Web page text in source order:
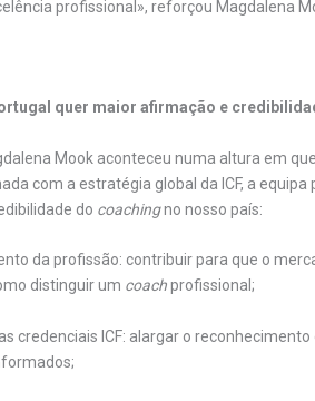
profissional», reforçou Magdalena
quer maior afirmação e
Mook aconteceu numa altura em
com a estratégia global da ICF, a
do coachingno nosso país:
da profissão: contribuir para que o
distinguir um coachprofissional;
credenciais ICF: alargar o